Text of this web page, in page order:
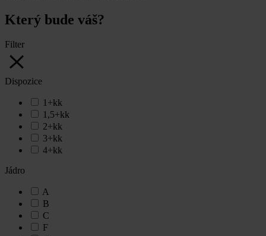
Který bude váš?
Filter
Dispozice
1+kk
1,5+kk
2+kk
3+kk
4+kk
Jádro
A
B
C
F